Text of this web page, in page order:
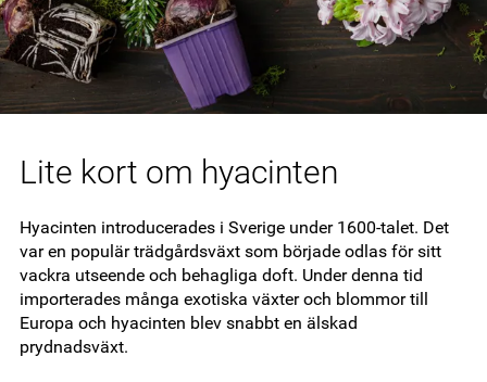
Lite kort om hyacinten
Hyacinten introducerades i Sverige under 1600-talet. Det
var en populär trädgårdsväxt som började odlas för sitt
vackra utseende och behagliga doft. Under denna tid
importerades många exotiska växter och blommor till
Europa och hyacinten blev snabbt en älskad
prydnadsväxt.